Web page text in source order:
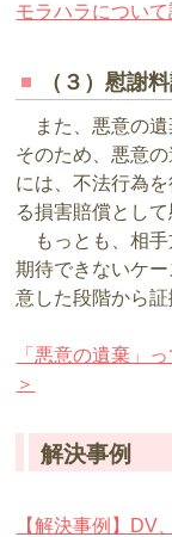
モラハラについ
（３）慰謝
また、悪意の遺
そのため、悪意
には、不法行為
る損害賠償とし
もっとも、相手
期待できないケ
意した段階から
「悪意の遺棄」
＞
解決事例
【解決事例】DV